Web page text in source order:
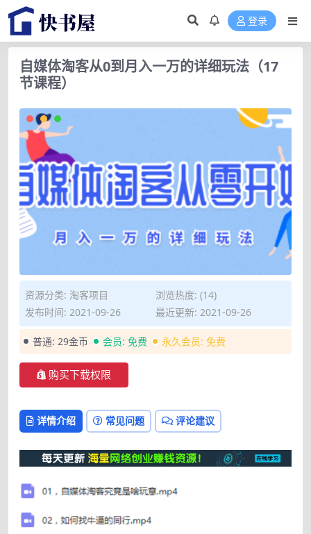
登录
自媒体淘客从0到月入一万的详细玩法（17
节课程）
资源分类: 淘客项目
浏览热度: (14)
发布时间: 2021-09-26
最近更新: 2021-09-26
普通: 29金币 会员: 免费 永久会员: 免费
购买下载权限
详情介绍 常见问题 评论建议